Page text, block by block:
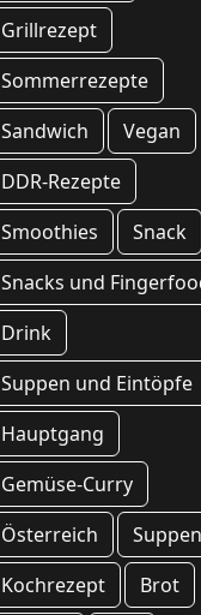
Grillrezept
Sommerrezepte
Sandwich
Vegan
DDR-Rezepte
Smoothies
Snack
Snacks und
Drink
Suppen und Eintöpfe
Hauptgang
Gemüse-Curry
Österreich
Suppen
Kochrezept
Brot